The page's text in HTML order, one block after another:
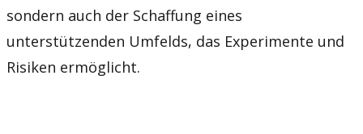
sondern auch der Schaffung eines
unterstützenden Umfelds, das Experimente und
Risiken ermöglicht.